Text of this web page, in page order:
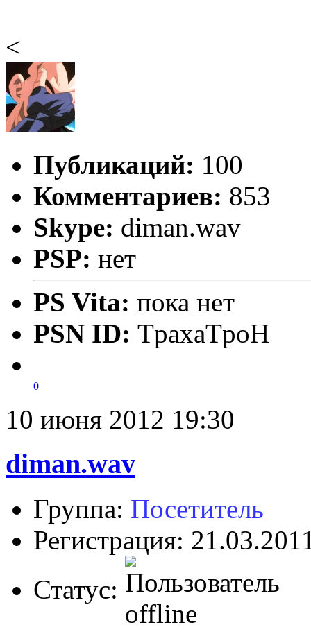
<
Публикаций: 100
Комментариев: 853
Skype: diman.wav
PSP: нет
PS Vita: пока нет
PSN ID: TpaxaTpoH
0
10 июня 2012 19:30
diman.wav
Группа: Посетитель
Регистрация:
Статус: